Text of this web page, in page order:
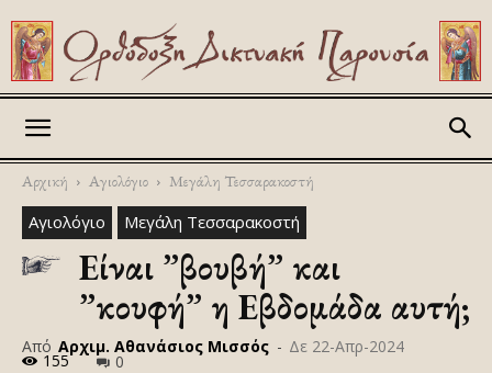
Αρχική Αγιολόγιο Μεγάλη Τεσσαρακοστή
Αγιολόγιο Μεγάλη Τεσσαρακοστή
Είναι ”βουβή” και
”κουφή” η Εβδομάδα αυτή;
Από Αρχιμ. Αθανάσιος Μισσός - Δε 22-Απρ-2024
155 0